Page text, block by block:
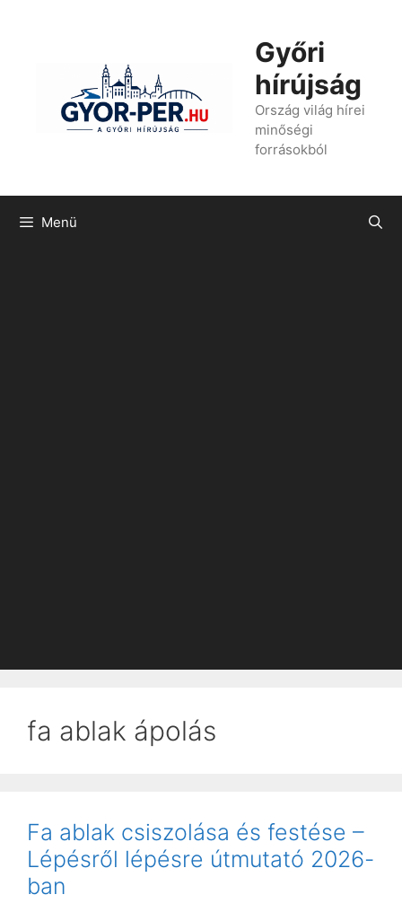
Győri
hírújság
Ország világ hírei
minőségi
forrásokból
Menü
fa ablak ápolás
Fa ablak csiszolása és festése –
Lépésről lépésre útmutató 2026-
ban